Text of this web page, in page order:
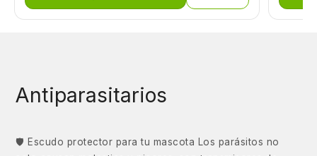
Antiparasitarios
🛡️ Escudo protector para tu mascota Los parásitos no